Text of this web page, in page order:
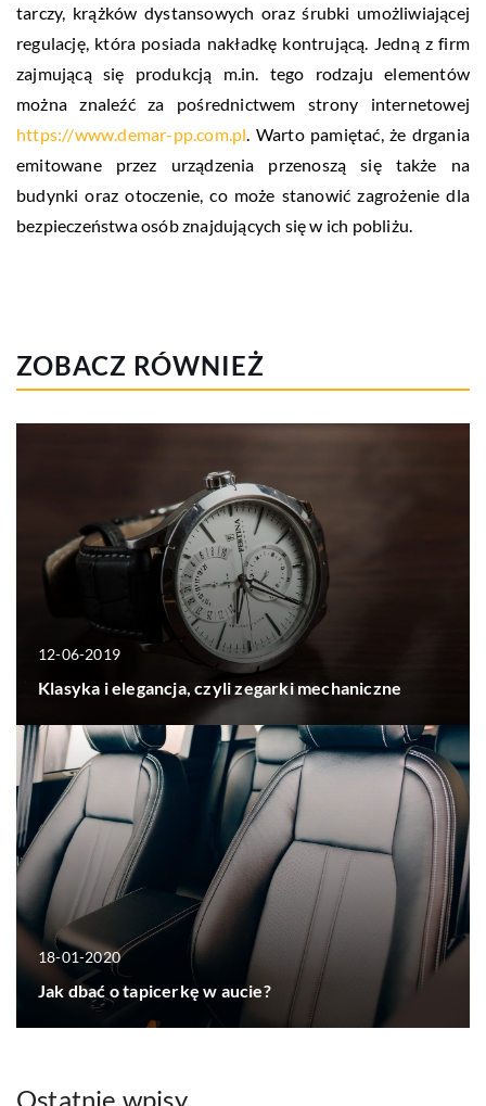
tarczy, krążków dystansowych oraz śrubki umożliwiającej
regulację, która posiada nakładkę kontrującą. Jedną z firm
zajmującą się produkcją m.in. tego rodzaju elementów
można znaleźć za pośrednictwem strony internetowej
https://www.demar-pp.com.pl. Warto pamiętać, że drgania
emitowane przez urządzenia przenoszą się także na
budynki oraz otoczenie, co może stanowić zagrożenie dla
bezpieczeństwa osób znajdujących się w ich pobliżu.
ZOBACZ RÓWNIEŻ
12-06-2019
Klasyka i elegancja, czyli zegarki mechaniczne
18-01-2020
Jak dbać o tapicerkę w aucie?
Ostatnie wpisy